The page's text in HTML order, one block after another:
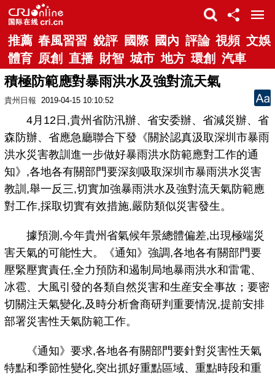
推薦 春風習習 銳評 國際 國內 評論 視頻 文娛
體育 原創 直播 財智 城市 地方 環創 汽車
積極防範應對暴雨洪水及強對流天氣
貴州日報 2019-04-15 10:10:52
4月12日,貴州省防汛辦、省安委辦、省減災辦、省
森防辦、省應急廳聯合下發《關於認真汲取深圳市暴雨
洪水災害教訓進一步做好暴雨洪水防範應對工作的通
知》,各地各有關部門要深刻吸取深圳市暴雨洪水災害
教訓,舉一反三,切實加強暴雨洪水及強對流天氣防範應
對工作,採取切實有效措施,嚴防類似災害發生。
據預測,今年貴州省氣候年景總體偏差,出現極端災
害天氣的可能性大。《通知》強調,各地各有關部門要
壓緊壓實責任,全力預防和遏制局地暴雨洪水和雷電、
冰雹、大風引發的各類自然災害和生産安全事故；要密
切關注天氣變化,及時分析會商研判重要情況,提前安排
部署災害性天氣防範工作。
《通知》要求,各地各有關部門要針對災害性天氣
特點和季節性變化,突出抓好重點區域、重點時段和重